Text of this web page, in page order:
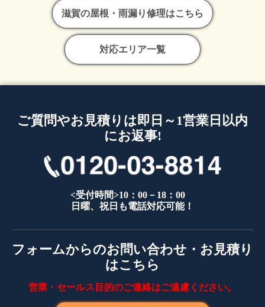
滋賀の屋根・雨漏り修理はこちら
対応エリア一覧
ご質問やお見積りは即日～1営業日以内
にお返事!
<受付時間>10：00－18：00
日曜、祝日も電話対応可能！
フォームからのお問い合わせ・お見積り
はこちら
営業・セールス目的のご連絡はご遠慮ください。